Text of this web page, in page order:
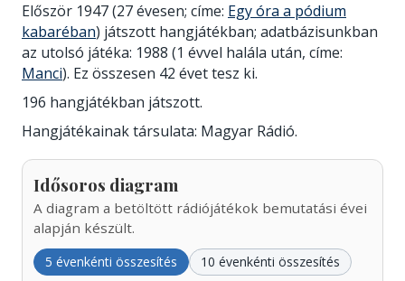
Először 1947 (27 évesen; címe: Egy óra a pódium
kabaréban) játszott hangjátékban; adatbázisunkban
az utolsó játéka: 1988 (1 évvel halála után, címe:
Manci). Ez összesen 42 évet tesz ki.
196 hangjátékban játszott.
Hangjátékainak társulata: Magyar Rádió.
Idősoros diagram
A diagram a betöltött rádiójátékok bemutatási évei
alapján készült.
5 évenkénti összesítés 10 évenkénti összesítés